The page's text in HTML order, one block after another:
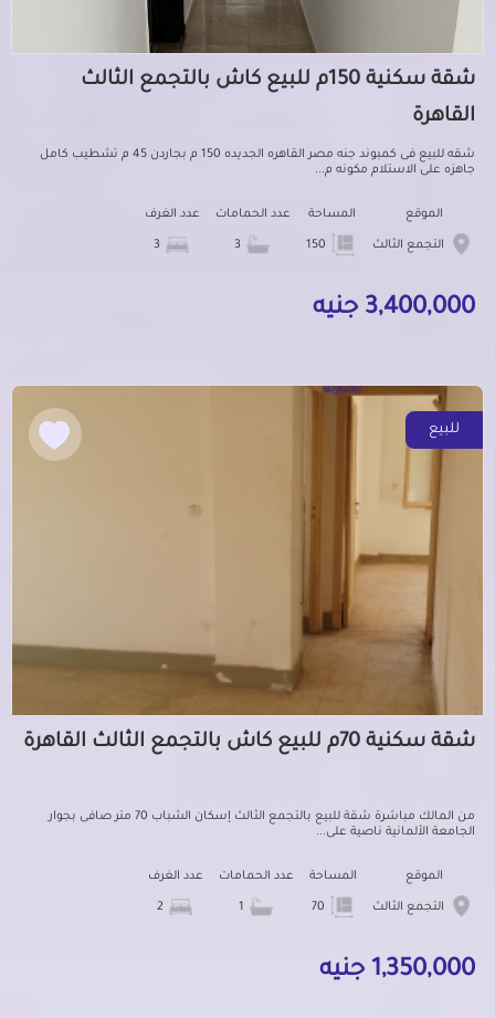
شقة سكنية 150م للبيع كاش بالتجمع الثالث
القاهرة
شقه للبيع فى كمبوند جنه مصر القاهره الجديده 150 م بجاردن 45 م تشطيب كامل
جاهزه على الاستلام مكونه م...
الموقع
التجمع الثالث
المساحة عدد الحمامات عدد الغرف
3,400,000 جنيه
للبيع
شقة سكنية 70م للبيع كاش بالتجمع الثالث القاهرة
من المالك مباشرة شقة للبيع بالتجمع الثالث إسكان الشباب 70 متر صافى بجوار
الجامعة الألمانية ناصية على...
الموقع
التجمع الثالث
المساحة عدد الحمامات عدد الغرف
1,350,000 جنيه